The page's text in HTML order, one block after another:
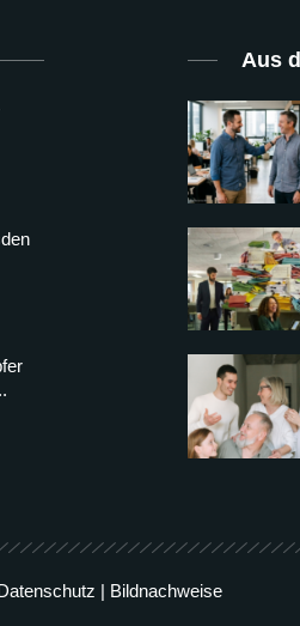
Aus
| Bildnachweise